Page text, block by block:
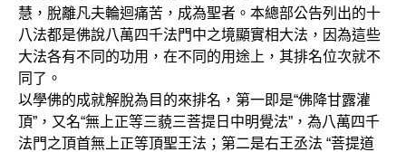
慧，脫離凡夫輪迴痛苦，成為聖者。本總部公告列出的十
八法都是佛說八萬四千法門中之境顯實相大法，因為這些
大法各有不同的功用，在不同的用途上，其排名位次就不
同了。
以學佛的成就解脫為目的來排名，第一即是“佛降甘露灌
頂”，又名“無上正等三藐三菩提日中明覺法”，為八萬四千
法門之頂首無上正等頂聖王法；第二是右王丞法 “菩提道